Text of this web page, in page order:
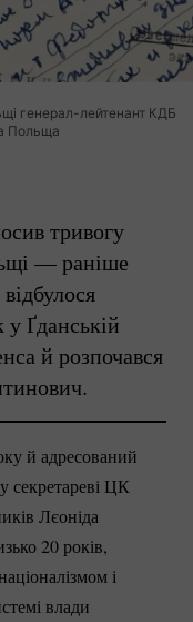
генерал-лейтенант КДБ
Польща
тривогу
— раніше
у Ґданській
й розпочався
й адресований
ЦК
Лєоніда
20 років,
і
влади